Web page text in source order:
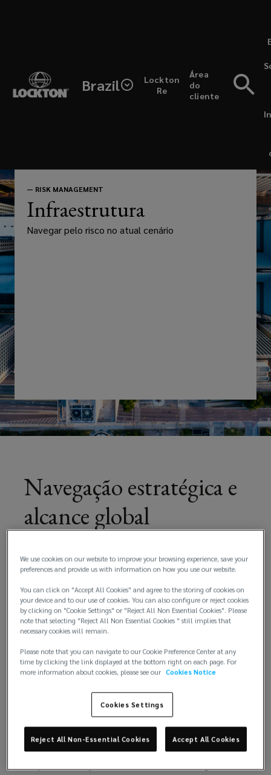
Brazil
Lockton
Re
Área
do
cliente
new
window)
Infraestrutura,
Risk
— RISK MANAGEMENT
Infraestrutura
Navegar pelo risco no atual cenário
Navegação estratégica e
alcance global
Nossos profissionais são reconhecidos no mercado
ereunimos ex-Risk Managers e consultores
com experiência na gestão de riscos e seguros
de diferentes empresas do segmento.
Somos especialistas na indústria e fazemos parte
dela, afinal, somos membros da ABDIB –
A experiência acumulada e capital intelectual são as
ferramentas que permitem à Lockton entregar a
seus clientes serviços de consultoria além da
We use cookies on our website to improve your browsing experience, save your
preferences and provide us with information on how you use our website.
You can click on "Accept All Cookies" and agree to the storing of cookies on
your device and to our use of cookies. You can also configure or reject cookies
by clicking on "Cookie Settings" or "Reject All Non Essential Cookies". Please
note that selecting "Reject All Non Essential Cookies " still implies that
necessary cookies will remain.
Please note that you can navigate to our Cookie Preference Center at any
time by clicking the link displayed at the bottom right on each page. For
more information about cookies, please see our Cookies Notice
Cookies Settings
Reject All Non-Essential Cookies Accept All Cookies